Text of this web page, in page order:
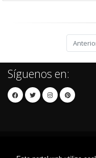
Síguenos en: